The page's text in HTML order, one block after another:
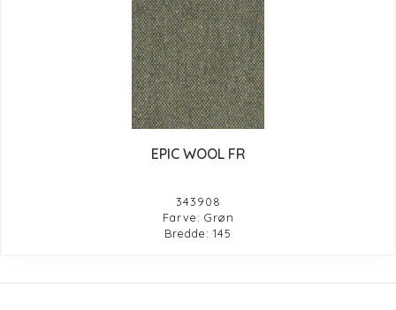
EPIC WOOL FR
343908
Farve: Grøn
Bredde: 145